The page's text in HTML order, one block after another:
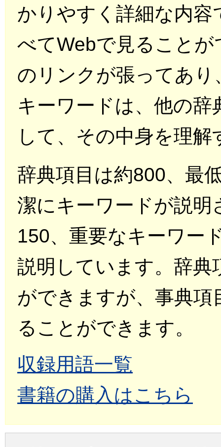
かりやすく詳細な内容
べてWebで見ること
のリンクが張ってあ
キーワードは、他の
して、その中身を理
辞典項目は約800、最
潔にキーワードが説明
150、重要なキーワー
説明しています。辞
ができますが、事典
ることができます。
収録用語一覧
書籍の購入はこちら